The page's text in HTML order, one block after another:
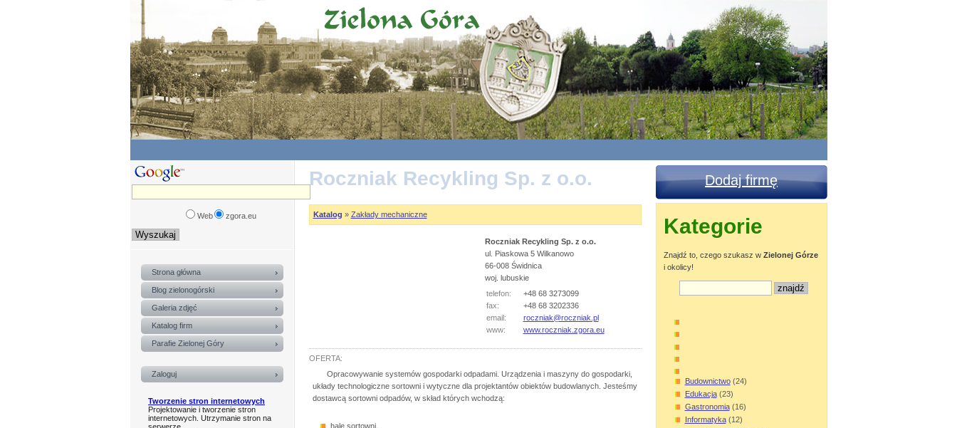
Roczniak Recykling Sp. z o.o.
Katalog » Zakłady mechaniczne
Roczniak Recykling Sp. z o.o.
ul. Piaskowa 5 Wilkanowo
66-008 Świdnica
woj. lubuskie
telefon:
+48 68 3273099
fax:
+48 68 3202336
email:
roczniak@roczniak.pl
www:
www.roczniak.zgora.eu
OFERTA:
Opracowywanie systemów gospodarki odpadami. Urządzenia i maszyny do gospodarki,
układy technologiczne sortowni i wytyczne dla projektantów obiektów budowlanych. Jesteśmy
dostawcą sortowni odpadów, w skład których wchodzą:
hale sortowni,
Web zgora.eu
Strona główna
Blog zielonogórski
Galeria zdjęć
Katalog firm
Parafie Zielonej Góry
Zaloguj
Tworzenie stron internetowych
Projektowanie i tworzenie stron
internetowych. Utrzymanie stron na
Dodaj firmę
Kategorie
Znajdź to, czego szukasz w Zielonej Górze
i okolicy!
Budownictwo(24)
Edukacja(23)
Gastronomia(16)
Informatyka(12)